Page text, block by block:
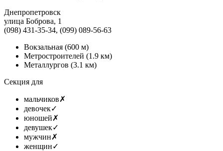
Днепропетровск
улица Боброва, 1
(098) 431-35-34, (099) 089-56-63
Вокзальная (600 м)
Метростроителей (1.9 км)
Металлургов (3.1 км)
Секция для
мальчиков✗
девочек✓
юношей✗
девушек✓
мужчин✗
женщин✓